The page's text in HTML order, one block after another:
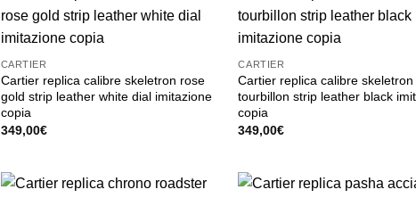
CARTIER
Cartier replica calibre skeletron rose
gold strip leather white dial imitazione
copia
349,00€
CARTIER
Cartier replica calibre skeletron
tourbillon strip leather black
copia
349,00€